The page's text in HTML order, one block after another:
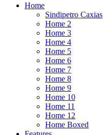
Home
Sindipetro Caxias
Home 2
Home 3
Home 4
Home 5
Home 6
Home 7
Home 8
Home 9
Home 10
Home 11
Home 12
Home Boxed